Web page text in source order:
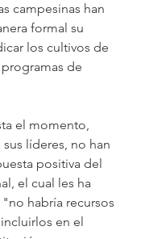
campesinas han
formal su
los cultivos de
de
el momento,
líderes, no han
positiva del
el cual les ha
habría recursos
en el